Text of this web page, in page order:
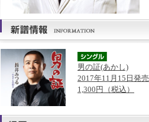
男の証(あかし)
2017年11月15日発売
1,300円（税込）